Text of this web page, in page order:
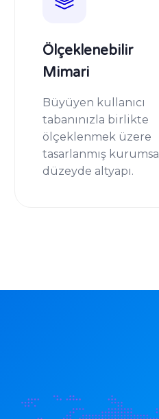
Ölçeklenebilir
Mimari
Büyüyen kullanıcı
tabanınızla birlikte
ölçeklenmek üzere
tasarlanmış kurumsal
düzeyde altyapı.